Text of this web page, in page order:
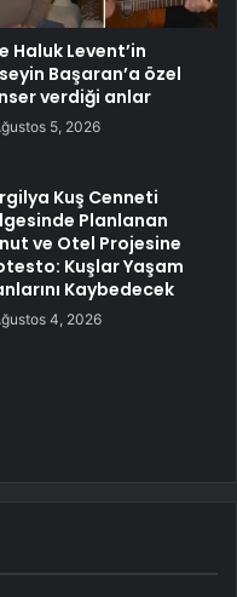
Haluk Levent’in
Başaran’a özel
verdiği anlar
5, 2026
Kuş Cenneti
Planlanan
ve Otel Projesine
Kuşlar Yaşam
Kaybedecek
4, 2026